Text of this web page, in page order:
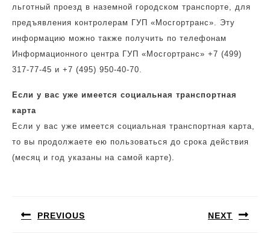
льготный проезд в наземной городском транспорте, для
предъявления контролерам ГУП «Мосгортранс». Эту
информацию можно также получить по телефонам
Информационного центра ГУП «Мосгортранс» +7 (499)
317-77-45 и +7 (495) 950-40-70.
Если у вас уже имеется социальная транспортная
карта
Если у вас уже имеется социальная транспортная карта,
то вы продолжаете ею пользоваться до срока действия
(месяц и год указаны на самой карте).
записям
PREVIOUS NEXT